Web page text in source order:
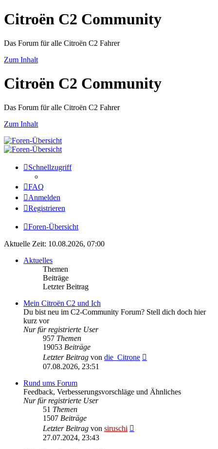
Citroën C2 Community
Das Forum für alle Citroën C2 Fahrer
Zum Inhalt
Citroën C2 Community
Das Forum für alle Citroën C2 Fahrer
Zum Inhalt
Schnellzugriff
FAQ
Anmelden
Registrieren
Foren-Übersicht
Aktuelle Zeit: 10.08.2026, 07:00
Aktuelles
Themen
Beiträge
Letzter Beitrag
Mein Citroën C2 und Ich
Du bist neu im C2-Community Forum? Stell dich doch hier
kurz vor
Nur für registrierte User
957 Themen
19053 Beiträge
Letzter Beitrag von die_Citrone
07.08.2026, 23:51
Rund ums Forum
Feedback, Verbesserungsvorschläge und Ähnliches
Nur für registrierte User
51 Themen
1507 Beiträge
Letzter Beitrag von siruschi
27.07.2024, 23:43